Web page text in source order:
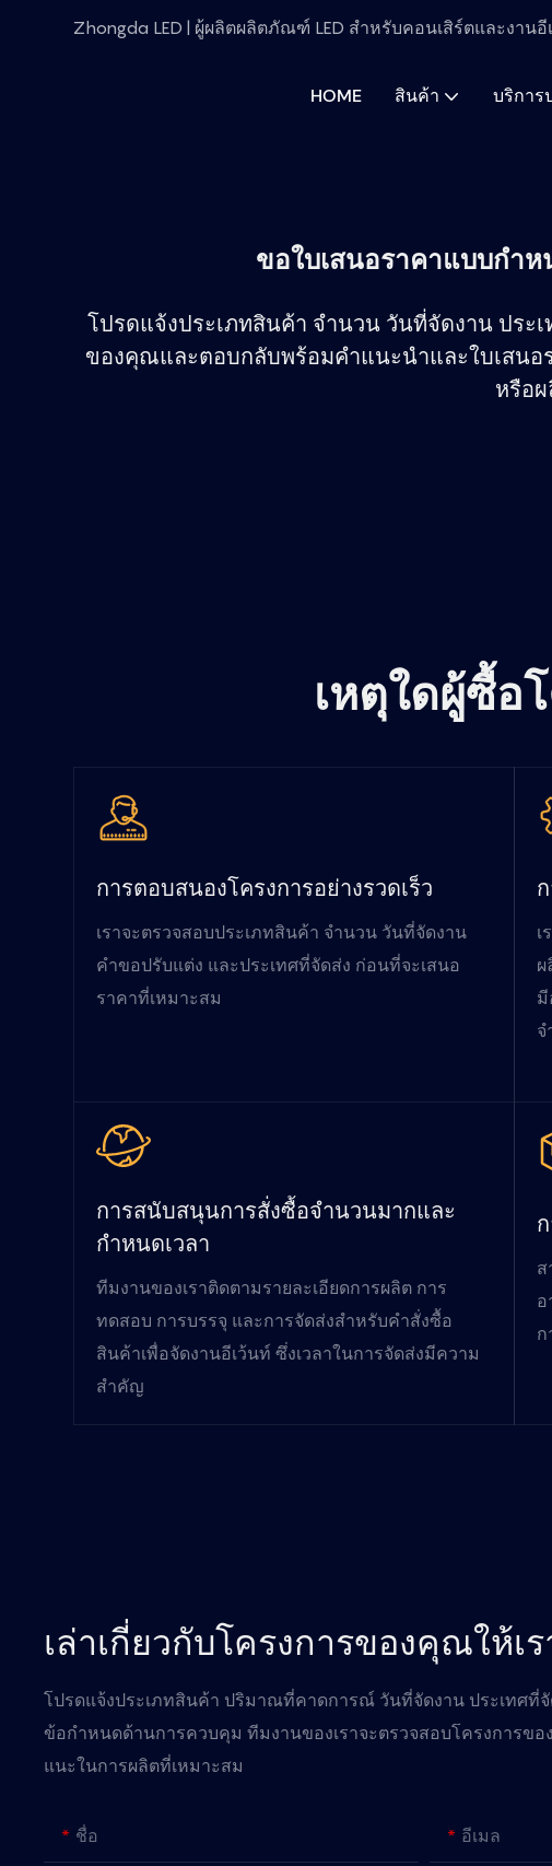
Zhongda LED | ผู้ผลิตผลิตภัณฑ์ LED สำหรับคอนเสิร์ตและงาน
HOME สินค้า บริการ
ขอใบเสนอราคาแบบกำห
โปรดแจ้งประเภทสินค้า จำนวน วันที่จัดงาน ประ
ของคุณและตอบกลับพร้อมคำแนะนำและใบเสนอ
หรือ
เหตุใดผู้ซื้อ
การตอบสนองโครงการอย่างรวดเร็ว
เราจะตรวจสอบประเภทสินค้า จำนวน วันที่จัดงาน
คำขอปรับแต่ง และประเทศที่จัดส่ง ก่อนที่จะเสนอ
ราคาที่เหมาะสม
เ
มี
จ
การสนับสนุนการสั่งซื้อจำนวนมากและ
กำหนดเวลา
ทีมงานของเราติดตามรายละเอียดการผลิต การ
ทดสอบ การบรรจุ และการจัดส่งสำหรับคำสั่งซื้อ
สินค้าเพื่อจัดงานอีเว้นท์ ซึ่งเวลาในการจัดส่งมีความ
สำคัญ
ส
อ
ก
เล่าเกี่ยวกับโครงการของคุณให้เ
โปรดแจ้งประเภทสินค้า ปริมาณที่คาดการณ์ วันที่จัดงาน ประเทศที่จั
ข้อกำหนดด้านการควบคุม ทีมงานของเราจะตรวจสอบโครงการข
แนะในการผลิตที่เหมาะสม
ชื่อ อีเมล